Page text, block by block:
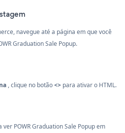
navegue até a página em que você
Graduation Sale Popup.
, clique no botão<> para ativar o HTML.
POWR Graduation Sale Popup em